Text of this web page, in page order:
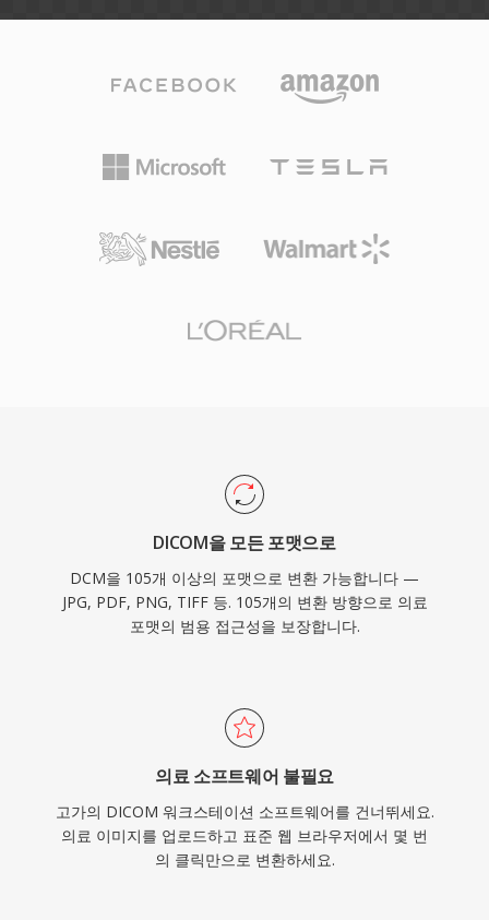
DICOM을 모든 포맷으로
DCM을 105개 이상의 포맷으로 변환 가능합니다 —
JPG, PDF, PNG, TIFF 등. 105개의 변환 방향으로 의료
포맷의 범용 접근성을 보장합니다.
의료 소프트웨어 불필요
고가의 DICOM 워크스테이션 소프트웨어를 건너뛰세요.
의료 이미지를 업로드하고 표준 웹 브라우저에서 몇 번
의 클릭만으로 변환하세요.